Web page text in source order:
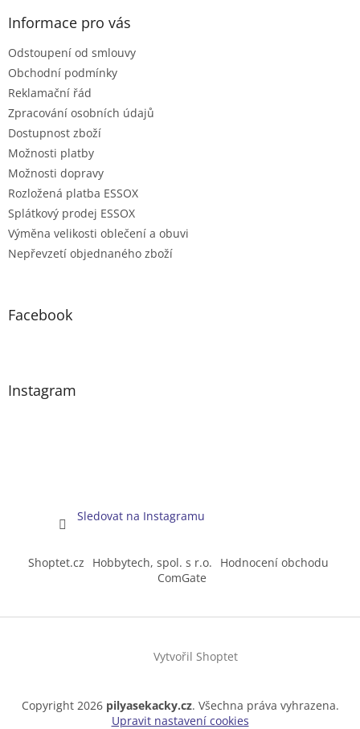
Informace pro vás
Odstoupení od smlouvy
Obchodní podmínky
Reklamační řád
Zpracování osobních údajů
Dostupnost zboží
Možnosti platby
Možnosti dopravy
Rozložená platba ESSOX
Splátkový prodej ESSOX
Výměna velikosti oblečení a obuvi
Nepřevzetí objednaného zboží
Facebook
Instagram
Sledovat na Instagramu
Shoptet.cz Hobbytech, spol. s r.o.
Hodnocení obchodu
ComGate
Vytvořil Shoptet
Copyright 2026 pilyasekacky.cz. Všechna práva vyhrazena.
Upravit nastavení cookies